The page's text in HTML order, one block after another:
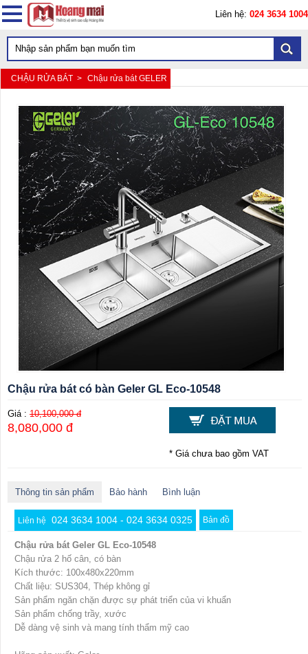
Liên hệ: 024 3634 1004
CHẬU RỬA BÁT > Chậu rửa bát GELER
Chậu rửa bát có bàn Geler GL Eco-10548
Giá : 10,100,000 đ
8,080,000 đ
* Giá chưa bao gồm VAT
Thông tin sản phẩm Bảo hành Bình luận
Liên hệ 024 3634 1004 - 024 3634 0325 Bản đồ
Chậu rửa bát Geler GL Eco-10548
Chậu rửa 2 hố cân, có bàn
Kích thước: 100x480x220mm
Chất liệu: SUS304, Thép không gỉ
Sản phẩm ngăn chặn được sự phát triển của vi khuẩn
Sản phẩm chống trầy, xước
Dễ dàng vệ sinh và mang tính thẩm mỹ cao